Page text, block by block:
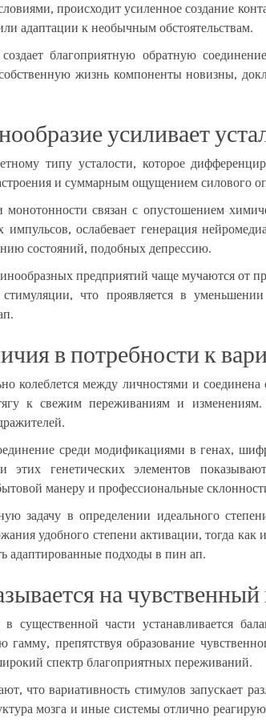
происходит усиленное создание
адаптации к необычным обстоятельствам.
благоприятную обратную
жизнь компоненты новизны,
усиливает
типу усталости, которое
и суммарным ощущением силового
связан с опустошением
импульсов, ослабевает генерация
состояний, подобных депрессию.
предприятий чаще мучаются от
стимуляции, что проявляется в
в потребности к
колеблется между личностями и
к свежим переживаниям и изменениям.
среди модификациями в генах,
генетических элементов
манеру и профессиональные
задачу в определении идеального
удобного степени активации, тогда
адаптированные подходы в пин ап.
на
существенной части устанавливается
препятствуя образование
спектр благоприятных переживаний.
что вариативность стимулов запускает
мозга и иные системы отлично